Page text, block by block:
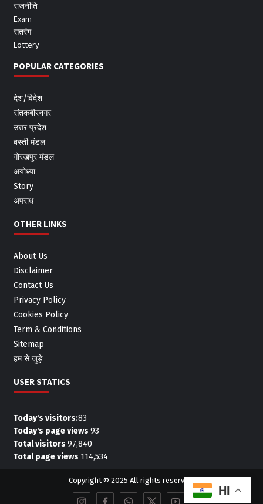
राजनीति
Exam
सतरंग
Lottery
POPULAR CATEGORIES
देश/विदेश
संतकबीरनगर
उत्तर प्रदेश
बस्ती मंडल
गोरखपुर मंडल
अयोध्या
Story
अपराध
OTHER LINKS
About Us
Disclaimer
Contact Us
Privacy Policy
Cookies Policy
Term & Conditions
Sitemap
हम से जुड़े
USER STATICS
Today's visitors:83
Today's page views 93
Total visitors 97,840
Total page views 114,534
Copyright © 2025 All rights reserved.
HI